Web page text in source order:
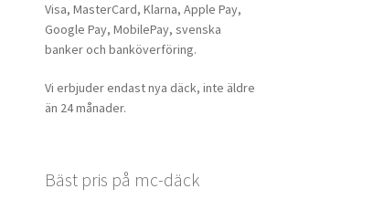
Visa, MasterCard, Klarna, Apple Pay,
Google Pay, MobilePay, svenska
banker och banköverföring.
Vi erbjuder endast nya däck, inte äldre
än 24 månader.
Bäst pris på mc-däck